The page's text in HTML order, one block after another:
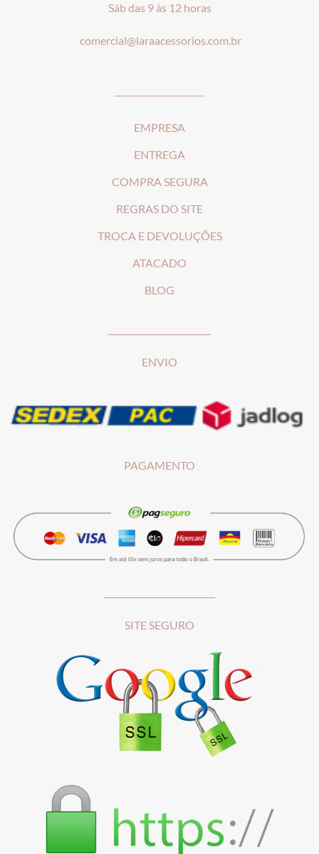
Sáb das 9 às 12 horas
comercial@laraacessorios.com.br
EMPRESA
ENTREGA
COMPRA SEGURA
REGRAS DO SITE
TROCA E DEVOLUÇÕES
ATACADO
BLOG
ENVIO
PAGAMENTO
SITE SEGURO